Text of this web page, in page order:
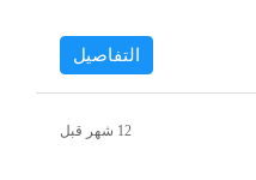
التفاصيل